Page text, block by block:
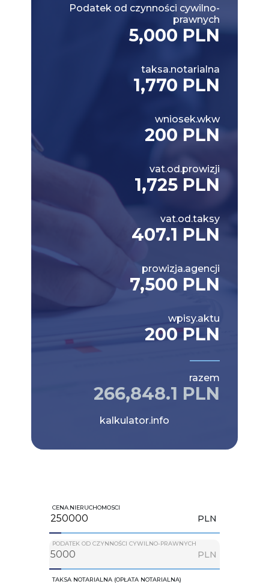
Podatek od czynności cywilno-
prawnych
5,000 PLN
taksa.notarialna
1,770 PLN
wniosek.wkw
200 PLN
vat.od.prowizji
1,725 PLN
vat.od.taksy
407.1 PLN
prowizja.agencji
7,500 PLN
wpisy.aktu
200 PLN
razem
266,848.1 PLN
kalkulator.info
CENA.NIERUCHOMOSCI
PLN
PODATEK OD CZYNNOŚCI CYWILNO-PRAWNYCH
PLN
TAKSA NOTARIALNA (OPŁATA NOTARIALNA)